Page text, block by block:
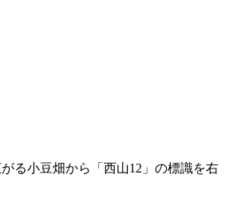
る小豆畑から「西山12」の標識を右